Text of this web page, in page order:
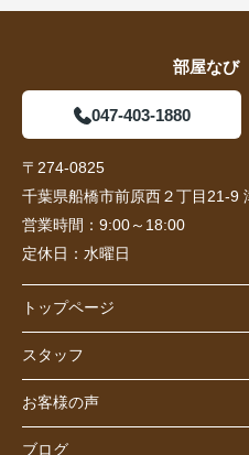
部屋な
047-403-1880
〒274-0825
千葉県船橋市前原西２丁目21-9
営業時間： 9:00～18:00
定休日： 水曜日
トップページ
スタッフ
お客様の声
ブログ